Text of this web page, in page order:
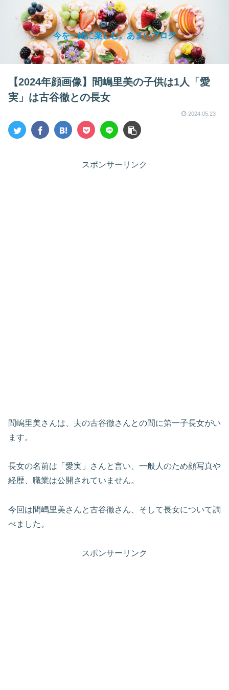
今を一緒に楽しむ。あまいブログ
【2024年顔画像】間嶋里美の子供は1人「愛
実」は古谷徹との長女
2024.05.23
スポンサーリンク
間嶋里美さんは、夫の古谷徹さんとの間に第一子長女がい
ます。
長女の名前は「愛実」さんと言い、一般人のため顔写真や
経歴、職業は公開されていません。
今回は間嶋里美さんと古谷徹さん、そして長女について調
べました。
スポンサーリンク